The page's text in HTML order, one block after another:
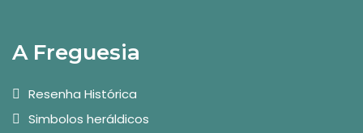
A Freguesia
Resenha Histórica
Simbolos heráldicos